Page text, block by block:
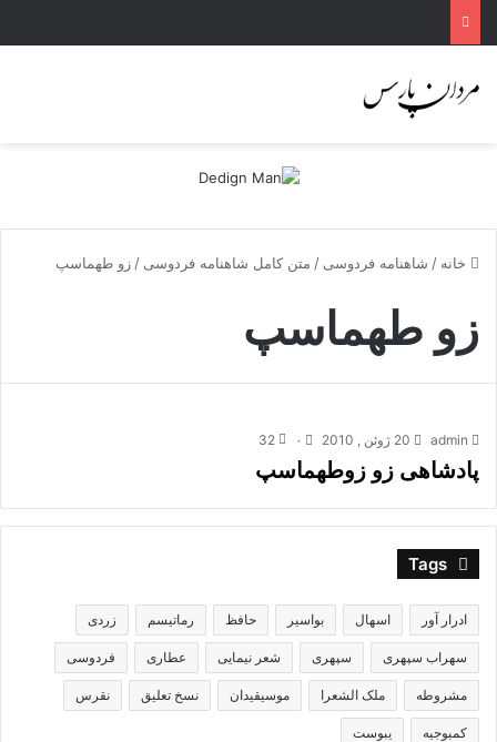
خانه / شاهنامه فردوسی / متن کامل شاهنامه فردوسی / زو طهماسپ‏
زو طهماسپ‏
admin 20 ژوئن , 2010 ۰ 32
پادشاهى زو زوطهماسپ‏
Tags
ادرار آور اسهال بواسیر حافظ رماتیسم زردی
سهراب سپهری سپهری شعر نیمایی عطاری فردوسی
مشروطه ملک الشعرا موسیقیدان نسخ تعلیق نقرس
کمبوجیه یبوست